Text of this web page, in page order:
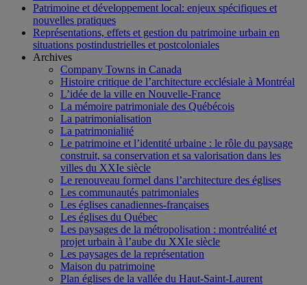
Patrimoine et développement local: enjeux spécifiques et
nouvelles pratiques
Représentations, effets et gestion du patrimoine urbain en
situations postindustrielles et postcoloniales
Archives
Company Towns in Canada
Histoire critique de l’architecture ecclésiale à Montréal
L’idée de la ville en Nouvelle-France
La mémoire patrimoniale des Québécois
La patrimonialisation
La patrimonialité
Le patrimoine et l’identité urbaine : le rôle du paysage
construit, sa conservation et sa valorisation dans les
villes du XXIe siècle
Le renouveau formel dans l’architecture des églises
Les communautés patrimoniales
Les églises canadiennes-françaises
Les églises du Québec
Les paysages de la métropolisation : montréalité et
projet urbain à l’aube du XXIe siècle
Les paysages de la représentation
Maison du patrimoine
Plan églises de la vallée du Haut-Saint-Laurent